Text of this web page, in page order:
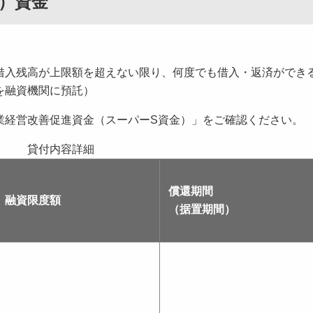
残高が上限額を超えない限り、何度でも借入・返済ができ
資機関に預託）
経営改善促進資金（スーパーS資金）」をご確認ください。
融資限度額
償還期間
（据置期間）
貸付内容詳細